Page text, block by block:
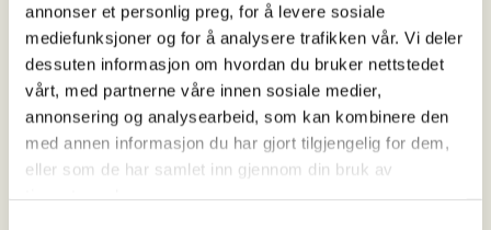
annonser et personlig preg, for å levere sosiale
mediefunksjoner og for å analysere trafikken vår. Vi deler
dessuten informasjon om hvordan du bruker nettstedet
vårt, med partnerne våre innen sosiale medier,
annonsering og analysearbeid, som kan kombinere den
med annen informasjon du har gjort tilgjengelig for dem,
eller som de har samlet inn gjennom din bruk av
For samfunnet er resultatet at mange ikke kan bidra
fullt ut i arbeidslivet og at det bindes opp stadig
større ressurser til behandling som kunne vært
unngått med enkle midler.
Innlegget fortsetter under bildet